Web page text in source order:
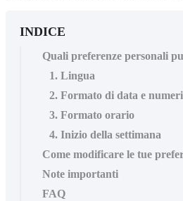
INDICE
Quali preferenze personali
1. Lingua
2. Formato di data e numeri
3. Formato orario
4. Inizio della settimana
Come modificare le tue
Note importanti
FAQ